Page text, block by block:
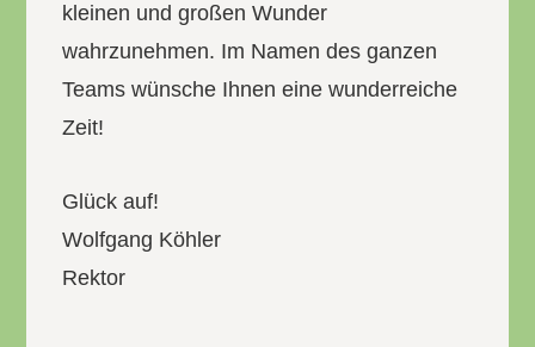
kleinen und großen Wunder
wahrzunehmen. Im Namen des ganzen
Teams wünsche Ihnen eine wunderreiche
Zeit!
Glück auf!
Wolfgang Köhler
Rektor